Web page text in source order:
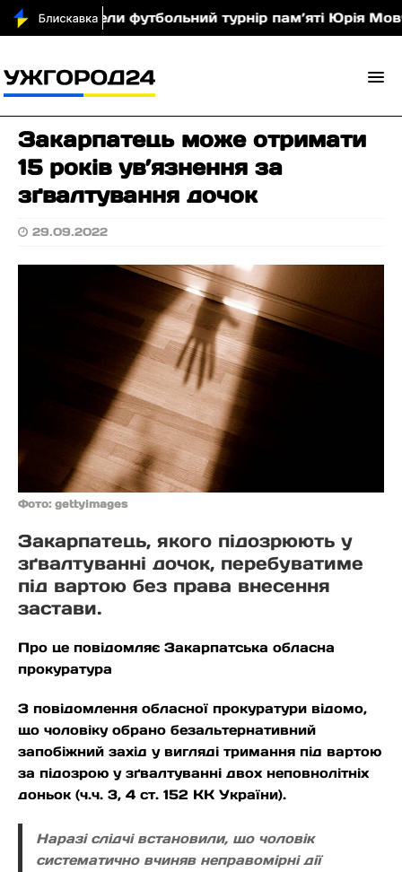
провели футбольний турнір пам’яті Юрія
Закарпатець може отримати
15 років ув’язнення за
зґвалтування дочок
29.09.2022
Фото: gettyimages
Закарпатець, якого підозрюють у
зґвалтуванні дочок, перебуватиме
під вартою без права внесення
застави.
Про це повідомляє Закарпатська обласна
прокуратура
З повідомлення обласної прокуратури відомо,
що чоловіку обрано безальтернативний
запобіжний захід у вигляді тримання під вартою
за підозрою у зґвалтуванні двох неповнолітніх
доньок (ч.ч. 3, 4 ст. 152 КК України).
Наразі слідчі встановили, що чоловік
систематично вчиняв неправомірні дії